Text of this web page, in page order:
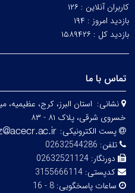
کاربران آنلاین : ۱۲۶
بازدید امروز : ۱۹۴
بازدید کل : ۱۵۸۹۴۲۶
تماس با ما
نشانی: استان البرز، کرج،
خسروی شرقی، پلاک ۸۱ - ۸۳
پست الکترونیکی:
تلفن: 02632544286
دورنگار: 02632521124
کدپستی: 3155666114
ساعات پاسخگویی: 8 - 16